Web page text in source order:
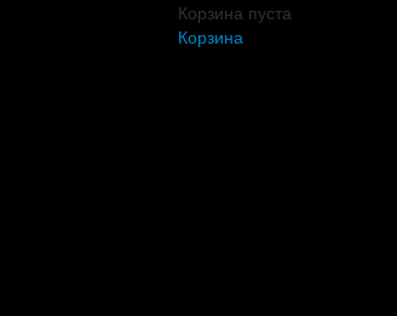
Корзина пуста
Корзина